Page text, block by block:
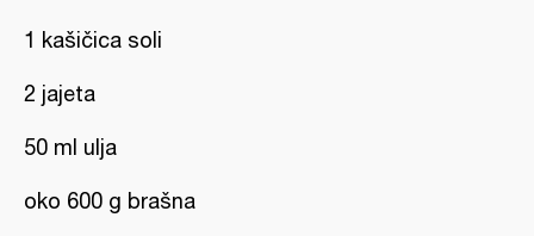
1 kašičica soli
2 jajeta
50 ml ulja
oko 600 g brašna